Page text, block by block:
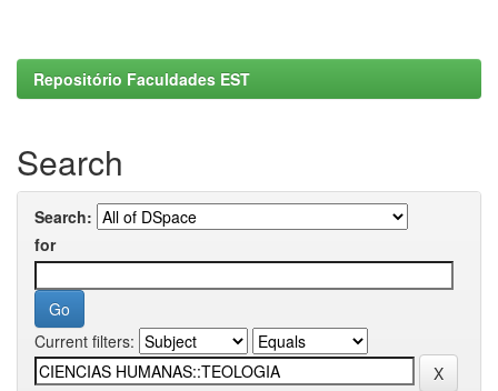
Repositório Faculdades EST
Search
Search:
for
Current filters: